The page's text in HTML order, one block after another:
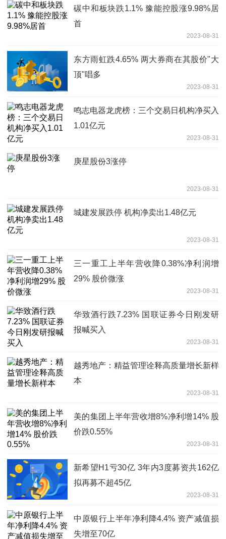
碳中和板块跌1.1% 豫能控股涨9.98%居
首
2023-08-31
东方雨虹跌4.65% 两大券商在其股价"大
顶"唱多
2023-08-31
鸣志电器龙虎榜：三个交易日机构净买入
1.01亿元
2023-08-31
庚星股份3涨停
2023-08-31
城建发展跌停 机构净卖出1.48亿元
2023-08-31
三一重工上半年营收降0.38%净利润增
29% 股价微涨
2023-08-31
华致酒行跌7.23% 国联证券今日刚发研
报喊买入
2023-08-31
越秀地产：精益管理诠释高质量增长新样
本
2023-08-31
美的集团上半年营收增8%净利增14% 股
价跌0.55%
2023-08-31
新希望H1亏30亿 3年内3度募资共162亿
拟再募不超45亿
2023-08-31
中原银行上半年净利降4.4% 资产减值损
失增至70亿